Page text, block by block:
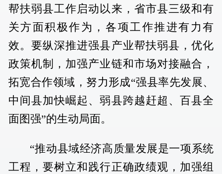
帮扶弱县工作启动以来，省市县三级和有
关方面积极作为，各项工作推进有力有
效。要纵深推进强县产业帮扶弱县，优化
政策机制，加强产业链和市场对接融合，
拓宽合作领域，努力形成“强县率先发展、
中间县加快崛起、弱县跨越赶超、百县全
面图强”的生动局面。
“推动县域经济高质量发展是一项系统
工程，要树立和践行正确政绩观，加强组